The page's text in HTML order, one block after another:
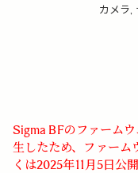
カメラ,
Sigma BFのファーム
生したため、ファーム
くは2025年11月5日公